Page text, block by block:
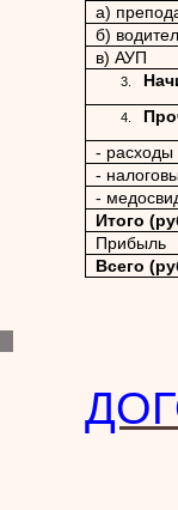
а)
б)
в) АУП
- расходы
-
-
Итого
Прибыль
Всего